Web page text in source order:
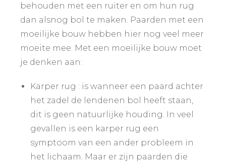
behouden met een ruiter en om hun rug
dan alsnog bol te maken. Paarden met een
moeilijke bouw hebben hier nog veel meer
moeite mee. Met een moeilijke bouw moet
je denken aan:
Karper rug : is wanneer een paard achter
het zadel de lendenen bol heeft staan,
dit is geen natuurlijke houding. In veel
gevallen is een karper rug een
symptoom van een ander probleem in
het lichaam. Maar er zijn paarden die